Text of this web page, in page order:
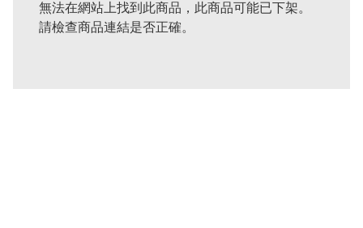
無法在網站上找到此商品，此商品可能已下架。
請檢查商品連結是否正確。